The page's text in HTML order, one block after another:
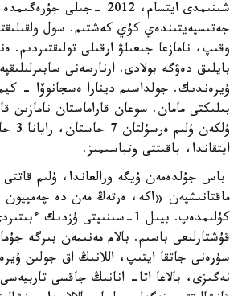
شىنىمدى ايتسام، 2012 -جىلى
جەتىسپەيتىندەي كۇي كەشتىم. سول
وقىپ، نامازعا جىعىلۋ ارقىلى تولىقتىردىم.
بايلىق دەۋگە بولادى. ارنارسەنى
ۇيرەندىك. جولداسىم دينارا ەسجانوۆا -
بىلىكتى مامان. سوعان قاراماستان نامازىن
ايتقاندا، باقىتتى وتباسىمىز.
باس جۇلدەمەن ۇيگە ورالعاندا، ۇلىم
ماقتانىشپەن «اكە، ەرتەڭ مەن دە چەمپيون
كۇلىمدەپ. بيىل 1-سىنىپتى ۇزدىك
سۇرەنى جاتقا ايتىپ، اللانىڭ اق جولىن
نەگىزى، بالاعا اتا- انانىڭ جاقسى